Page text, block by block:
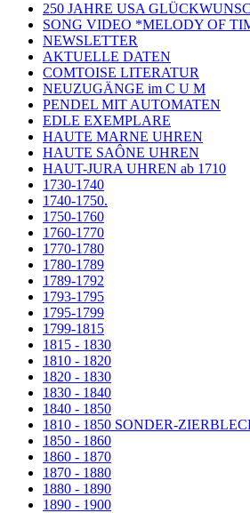
250 JAHRE USA
SONG VIDEO *MELODY OF
NEWSLETTER
AKTUELLE DATEN
COMTOISE LITERATUR
NEUZUGÄNGE im C U M
PENDEL MIT AUTOMATEN
EDLE EXEMPLARE
HAUTE MARNE UHREN
HAUTE SAÔNE UHREN
HAUT-JURA UHREN ab 1710
1730-1740
1740-1750.
1750-1760
1760-1770
1770-1780
1780-1789
1789-1792
1793-1795
1795-1799
1799-1815
1815 - 1830
1810 - 1820
1820 - 1830
1830 - 1840
1840 - 1850
1810 - 1850 SONDER-
1850 - 1860
1860 - 1870
1870 - 1880
1880 - 1890
1890 - 1900